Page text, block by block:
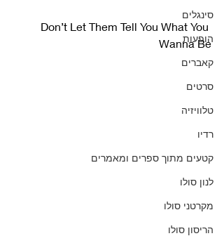
סינגלים
הופעות
קאברים
סרטים
טלוויזיה
רדיו
קטעים מתוך ספרים ומאמרים
לנון סולו
מקרטני סולו
הריסון סולו
Don’t Let Them Tell You What You
Wanna Be